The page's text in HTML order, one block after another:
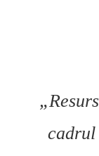
cadrul